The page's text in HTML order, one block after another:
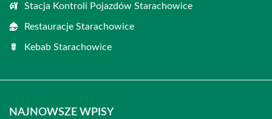
Stacja Kontroli Pojazdów Starachowice
Restauracje Starachowice
Kebab Starachowice
NAJNOWSZE WPISY